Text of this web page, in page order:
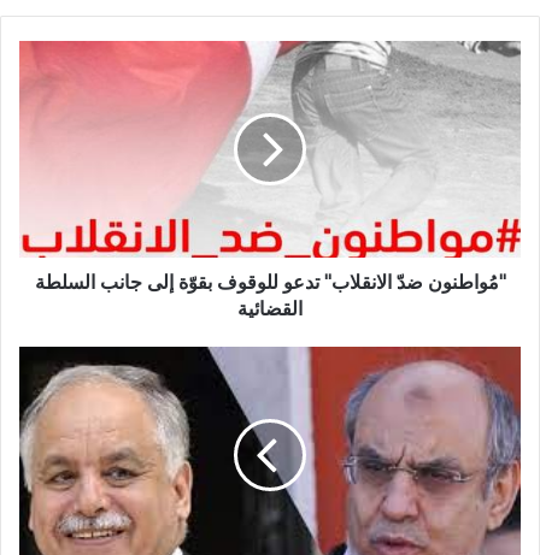
"مُواطنون ضدّ الانقلاب" تدعو للوقوف بقوّة إلى جانب السلطة
القضائية